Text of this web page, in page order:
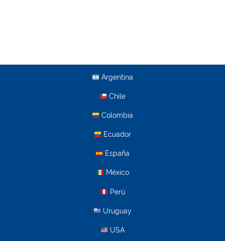
Argentina
Chile
Colombia
Ecuador
España
México
Perú
Uruguay
USA